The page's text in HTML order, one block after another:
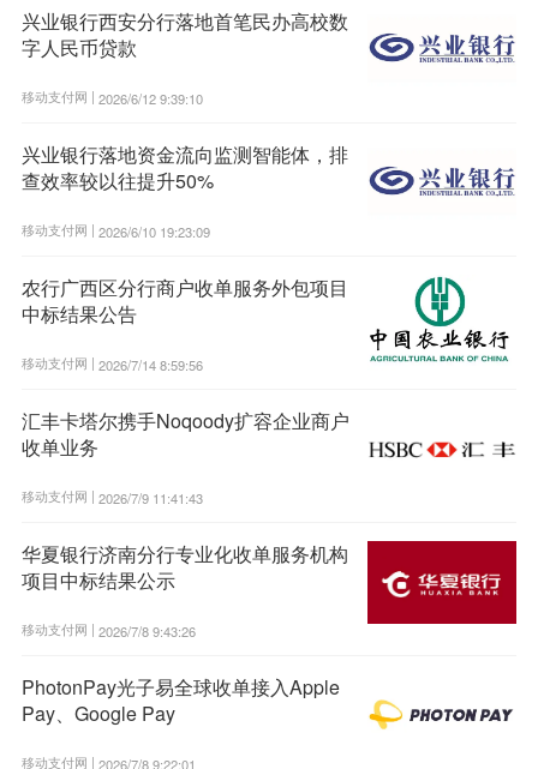
兴业银行西安分行落地首笔民办高校数
字人民币贷款
移动支付网 | 2026/6/12 9:39:10
兴业银行落地资金流向监测智能体，排
查效率较以往提升50%
移动支付网 | 2026/6/10 19:23:09
农行广西区分行商户收单服务外包项目
中标结果公告
移动支付网 | 2026/7/14 8:59:56
汇丰卡塔尔携手Noqoody扩容企业商户
收单业务
移动支付网 | 2026/7/9 11:41:43
华夏银行济南分行专业化收单服务机构
项目中标结果公示
移动支付网 | 2026/7/8 9:43:26
PhotonPay光子易全球收单接入Apple
Pay、Google Pay
移动支付网 | 2026/7/8 9:22:01